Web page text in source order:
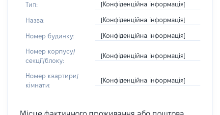
Тип: [Конфіденційна інформація]
Назва: [Конфіденційна інформація]
Номер будинку: [Конфіденційна інформація]
Номер корпусу/
секції/блоку:
[Конфіденційна інформація]
Номер квартири/
кімнати:
[Конфіденційна інформація]